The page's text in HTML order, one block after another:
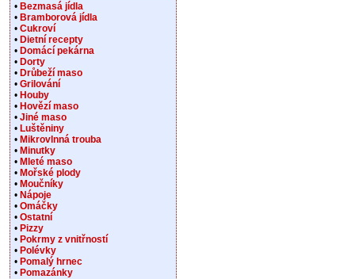
• Bezmasá jídla
• Bramborová jídla
• Cukroví
• Dietní recepty
• Domácí pekárna
• Dorty
• Drůbeží maso
• Grilování
• Houby
• Hovězí maso
• Jiné maso
• Luštěniny
• Mikrovlnná trouba
• Minutky
• Mleté maso
• Mořské plody
• Moučníky
• Nápoje
• Omáčky
• Ostatní
• Pizzy
• Pokrmy z vnitřností
• Polévky
• Pomalý hrnec
• Pomazánky